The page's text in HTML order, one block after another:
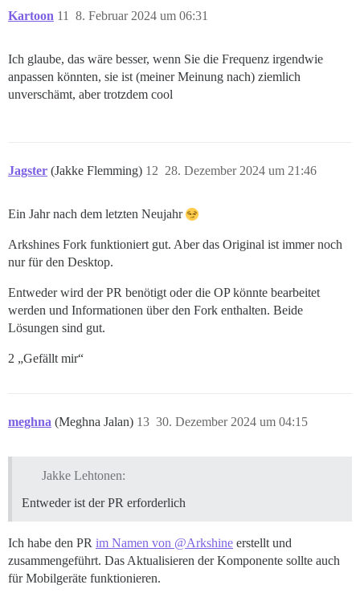
Kartoon 8. Februar 2024 um 06:31
11
Ich glaube, das wäre besser, wenn Sie die Frequenz irgendwie
anpassen könnten, sie ist (meiner Meinung nach) ziemlich
unverschämt, aber trotzdem cool
Jagster (Jakke Flemming) 28. Dezember 2024 um 21:46
12
Ein Jahr nach dem letzten Neujahr
Arkshines Fork funktioniert gut. Aber das Original ist immer noch
nur für den Desktop.
Entweder wird der PR benötigt oder die OP könnte bearbeitet
werden und Informationen über den Fork enthalten. Beide
Lösungen sind gut.
2 „Gefällt mir“
meghna (Meghna Jalan) 30. Dezember 2024 um 04:15
13
Jakke Lehtonen:
Entweder ist der PR erforderlich
Ich habe den PR im Namen von @Arkshine erstellt und
zusammengeführt. Das Aktualisieren der Komponente sollte auch
für Mobilgeräte funktionieren.